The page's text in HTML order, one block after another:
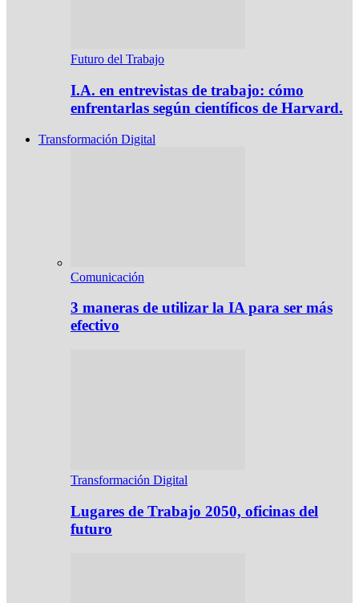
Futuro del Trabajo
I.A. en entrevistas de trabajo: cómo
enfrentarlas según científicos de Harvard.
Transformación Digital
Comunicación
3 maneras de utilizar la IA para ser más
efectivo
Transformación Digital
Lugares de Trabajo 2050, oficinas del
futuro